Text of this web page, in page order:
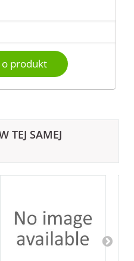
produkt
TEJ SAMEJ